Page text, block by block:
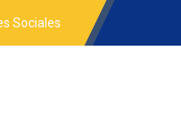
Sociales